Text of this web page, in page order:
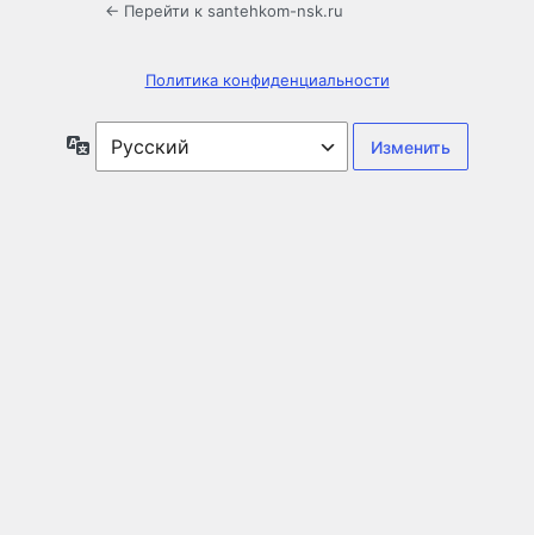
← Перейти к santehkom-nsk.ru
Политика конфиденциальности
Язык